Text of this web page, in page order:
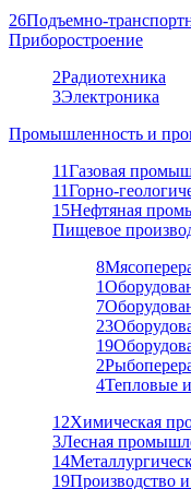
26Подъемно-
Приборостроение
2Радиотехника
3Электроника
Промышленность и
11Газовая
11Горно-
15Нефтяная
Пищевое
8
1
7
23
19
2
4Тепловые
12Химическая
3Лесная
14
19Производство